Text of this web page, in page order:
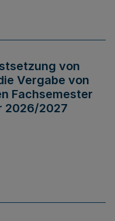
von
Vergabe von
Fachsemester
2026/2027